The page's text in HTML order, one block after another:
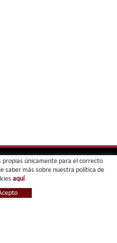
PARDO
propias únicamente para el correcto
saber más sobre nuestra política de
aquí